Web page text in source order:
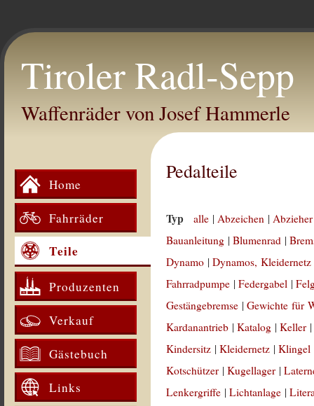
Tiroler Radl-Sepp
Waffenräder von Josef Hammerle
Home
Fahrräder
Teile
Produzenten
Verkauf
Gästebuch
Links
Pedalteile
Typ alle |Abzeichen |
Bauanleitung |Blumenrad |
Dynamo |Dynamos, Kleidernetz
Fahrradpumpe |Federgabel |
Gestängebremse |Gewichte für
Kardanantrieb |Katalog |Keller
Kindersitz |Kleidernetz |Klingel
Kotschützer |Kugellager |
Lenkergriffe |Lichtanlage |